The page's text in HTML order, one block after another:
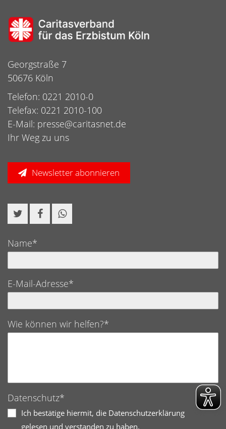
Georgstraße 7
50676 Köln
Telefon: 0221 2010-0
Telefax: 0221 2010-100
E-Mail: presse@caritasnet.de
Ihr Weg zu uns
Newsletter abonnieren
Name*
E-Mail-Adresse*
Wie können wir helfen?*
Datenschutz*
Ich bestätige hiermit, die Datenschutzerklärung
gelesen und verstanden zu haben.